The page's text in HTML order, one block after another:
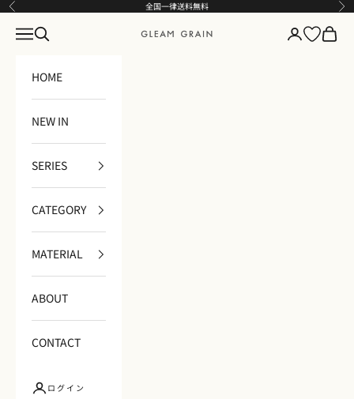
コンテンツへスキップ
前へ 全国一律送料無料 次
GLEAM GRAIN
メニュー
検索 ログインカート
HOME
NEW IN
SERIES
CATEGORY
MATERIAL
ABOUT
CONTACT
ログイン